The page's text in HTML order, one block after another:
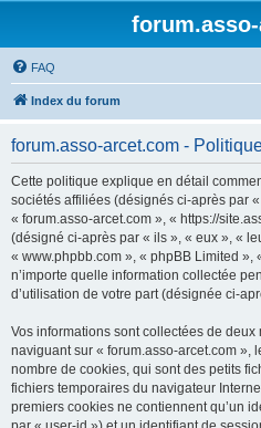
FAQ
Index du forum
forum.asso-arcet.com -
Cette politique explique en détail
sociétés affiliées (désignés ci-après par
« forum.asso-arcet.com », « https://
(désigné ci-après par « ils », « eux », «
« www.phpbb.com », « phpBB Limited »,
n’importe quelle information collectée
d’utilisation de votre part (désignée ci-
Vos informations sont collectées de
naviguant sur « forum.asso-arcet.com »,
nombre de cookies, qui sont des petits
fichiers temporaires du navigateur
premiers cookies ne contiennent qu’un